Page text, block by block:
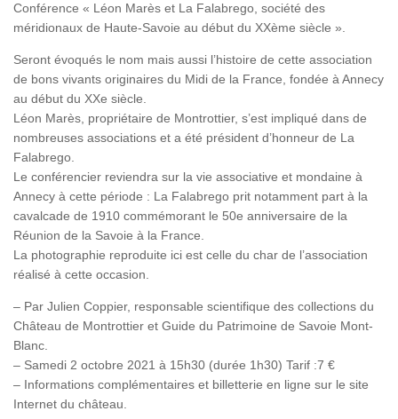
Conférence « Léon Marès et La Falabrego, société des
méridionaux de Haute-Savoie au début du XXème siècle ».
Seront évoqués le nom mais aussi l’histoire de cette association
de bons vivants originaires du Midi de la France, fondée à Annecy
au début du XXe siècle.
Léon Marès, propriétaire de Montrottier, s’est impliqué dans de
nombreuses associations et a été président d’honneur de La
Falabrego.
Le conférencier reviendra sur la vie associative et mondaine à
Annecy à cette période : La Falabrego prit notamment part à la
cavalcade de 1910 commémorant le 50e anniversaire de la
Réunion de la Savoie à la France.
La photographie reproduite ici est celle du char de l’association
réalisé à cette occasion.
– Par Julien Coppier, responsable scientifique des collections du
Château de Montrottier et Guide du Patrimoine de Savoie Mont-
Blanc.
– Samedi 2 octobre 2021 à 15h30 (durée 1h30) Tarif :7 €
– Informations complémentaires et billetterie en ligne sur le site
Internet du château.